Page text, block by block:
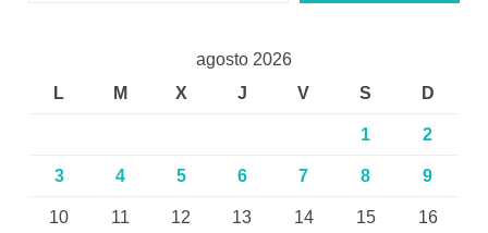
agosto 2026
L
M X J V S D
1 2
3 4 5 6 7 8 9
10 11 12 13 14 15 16